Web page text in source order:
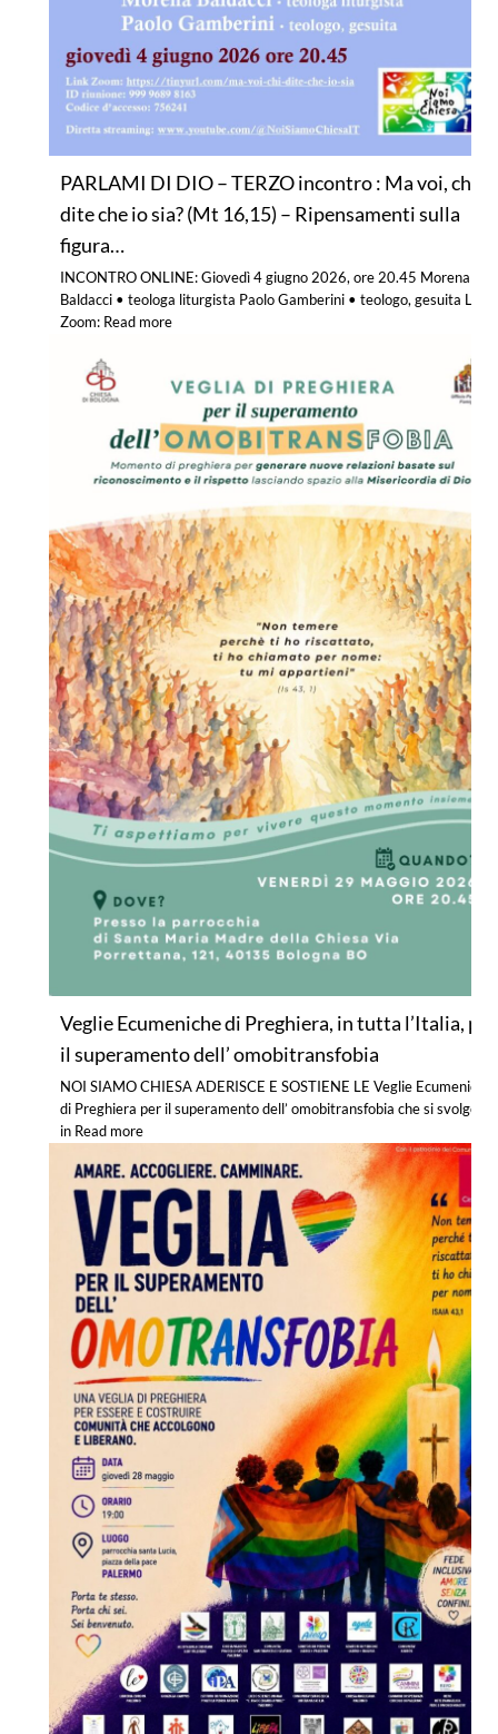
PARLAMI DI DIO – TERZO incontro : Ma voi, chi
dite che io sia? (Mt 16,15) – Ripensamenti sulla
figura…
INCONTRO ONLINE: Giovedì 4 giugno 2026, ore 20.45 Morena
Baldacci • teologa liturgista Paolo Gamberini • teologo, gesuita Link
Zoom: Read more
Veglie Ecumeniche di Preghiera, in tutta l’Italia, per
il superamento dell’ omobitransfobia
NOI SIAMO CHIESA ADERISCE E SOSTIENE LE Veglie Ecumeniche
di Preghiera per il superamento dell’ omobitransfobia che si svolgono
in Read more